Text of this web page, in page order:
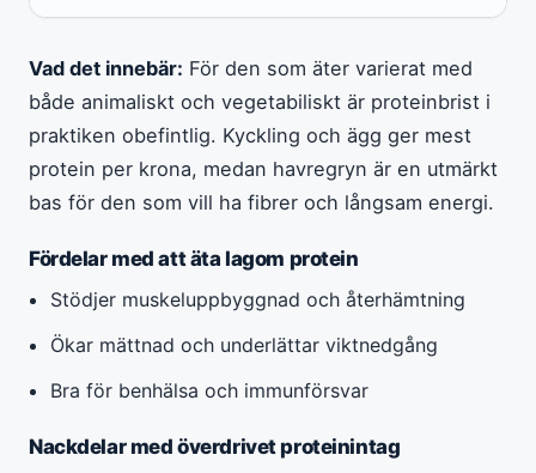
Vad det innebär: För den som äter varierat med
både animaliskt och vegetabiliskt är proteinbrist i
praktiken obefintlig. Kyckling och ägg ger mest
protein per krona, medan havregryn är en utmärkt
bas för den som vill ha fibrer och långsam energi.
Fördelar med att äta lagom protein
Stödjer muskeluppbyggnad och återhämtning
Ökar mättnad och underlättar viktnedgång
Bra för benhälsa och immunförsvar
Nackdelar med överdrivet proteinintag